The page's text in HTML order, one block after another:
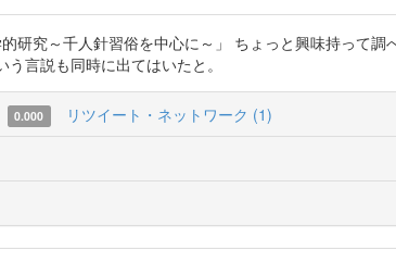
研究～千人針習俗を中心に～」 ちょっと興味持って
言説も同時に出てはいたと。
0.000 リツイート・ネットワーク (1)